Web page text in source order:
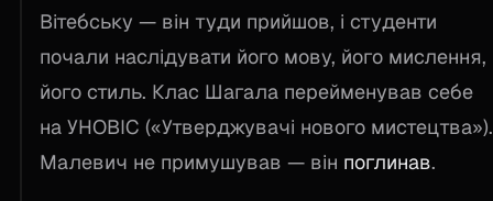
Вітебську — він туди прийшов, і студенти
почали наслідувати його мову, його мислення,
його стиль. Клас Шагала перейменував себе
на УНОВІС («Утверджувачі нового мистецтва»).
Малевич не примушував — він поглинав.